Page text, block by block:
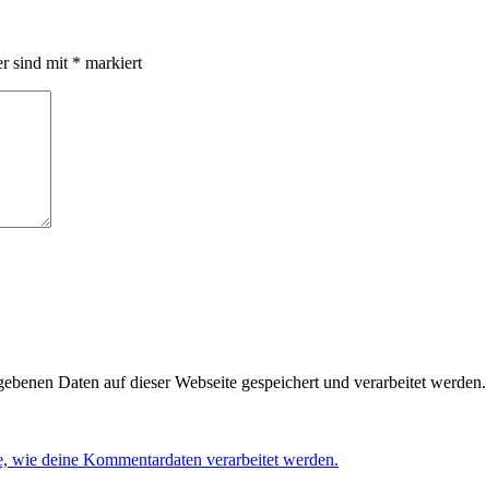
sind mit * markiert
Daten auf dieser Webseite gespeichert und verarbeitet werden.
wie deine Kommentardaten verarbeitet werden.